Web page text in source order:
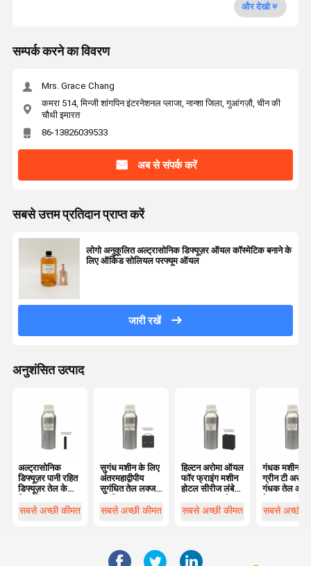
और देखो
सम्पर्क करने का विवरण
Mrs. Grace Chang
कमरा 514, मिन्जी शांगपिन इंटरनेशनल प्लाजा, नान्शा जिला, गुआंगज़ौ, चीन की
चौथी इमारत
86-13826039533
अब से संपर्क करें
सबसे उत्तम प्रतिदान प्राप्त करें
लोगो अनुकूलित अल्ट्रासोनिक डिफ्यूज़र ऑयल कॉस्मेटिक बनाने के
लिए ऑर्किड सोलियल परफ्यूम ऑयल
जारी रखें
अनुशंसित उत्पाद
अल्ट्रासोनिक
डिफ्यूज़र पानी रहित
डिफ्यूज़र तेल के
सुगंधित तेल
सबसे अच्छी कीमत
सुगंध मशीन के लिए
अंतरमहाद्वीपीय
सुगंधित तेल लक्जरी
तेल
सबसे अच्छी कीमत
हिल्टन अरोमा ऑयल
फॉर फ्राइंग मशीन
होटल सीरीज लंबे
वाले फ्राइंग ऑयल
सबसे अच्छी कीमत
गंधक मशीन के
ग्रीन टी
गंधक तेल
सबसे अच्छी